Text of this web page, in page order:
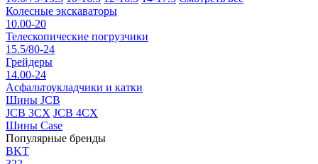
Колесные экскаваторы
10.00-20
Телескопические погрузчики
15.5/80-24
Грейдеры
14.00-24
Асфальтоукладчики и катки
Шины JCB
JCB 3CX JCB 4CX
Шины Case
Популярные бренды
BKT